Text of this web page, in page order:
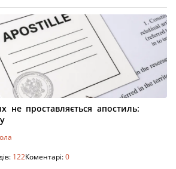
не проставляється апостиль:
122Коментарі:0